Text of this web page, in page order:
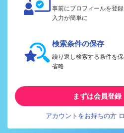
事前にプロフィールを登
入力が簡単に
検索条件の保存
繰り返し検索する条件を
省略
まずは会員登録
アカウントをお持ちの方